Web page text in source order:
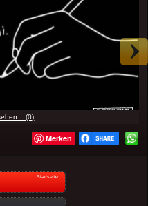
(0)
Merken
Startseite